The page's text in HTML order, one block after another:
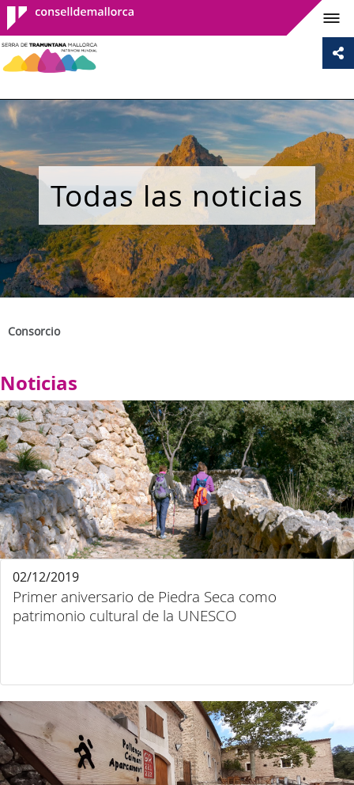
Consell de
Mallorca
Todas las noticias
Consorcio
Noticias
Primer aniversario de Piedra Seca como
patrimonio cultural de la UNESCO
02/12/2019